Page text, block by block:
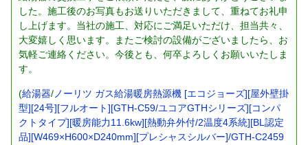
した。施工後のお写真もお送りいただきまして、重ねてお礼申
し上げます。当社の施工、対応にご満足いただけ、担当共々、
大変嬉しく思います。またご検討の設備がございましたら、お
気軽ご連絡ください。今後とも、何卒よろしくお願いいたしま
す。
(給湯器/ノーリツ ガス給湯暖房熱源機 [エコジョーズ][屋外壁掛
型][24号][フルオート][GTH-C59/ユコアGTHシリーズ][コンパ
クトタイプ][暖房能力11.6kw][熱動弁外付/2温度4系統][BL認定
品][W469×H600×D240mm][プレシャスシルバー]/GTH-C2459